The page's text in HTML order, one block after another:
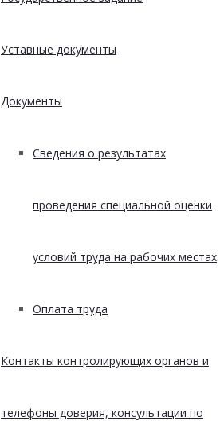
Уставные документы
Документы
Сведения о результатах
проведения специальной оценки
условий труда на рабочих местах
Оплата труда
Контакты контролирующих органов и
телефоны доверия, консультации по